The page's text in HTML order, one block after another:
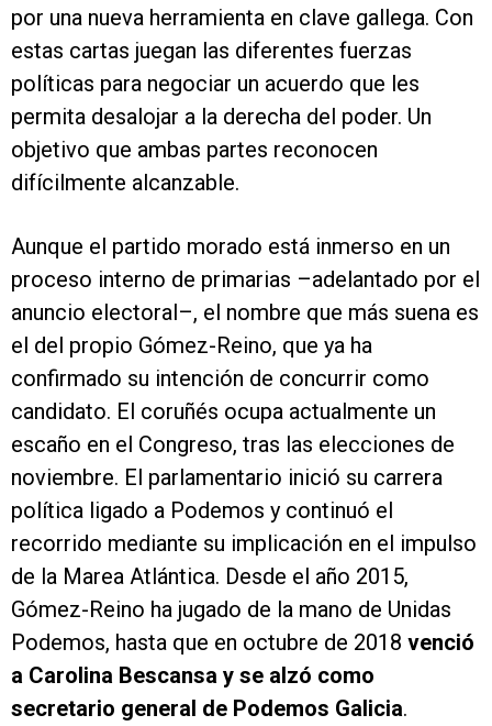
por una nueva herramienta en clave gallega. Con
estas cartas juegan las diferentes fuerzas
políticas para negociar un acuerdo que les
permita desalojar a la derecha del poder. Un
objetivo que ambas partes reconocen
difícilmente alcanzable.
Aunque el partido morado está inmerso en un
proceso interno de primarias –adelantado por el
anuncio electoral–, el nombre que más suena es
el del propio Gómez-Reino, que ya ha
confirmado su intención de concurrir como
candidato. El coruñés ocupa actualmente un
escaño en el Congreso, tras las elecciones de
noviembre. El parlamentario inició su carrera
política ligado a Podemos y continuó el
recorrido mediante su implicación en el impulso
de la Marea Atlántica. Desde el año 2015,
Gómez-Reino ha jugado de la mano de Unidas
Podemos, hasta que en octubre de 2018 venció
a Carolina Bescansa y se alzó como
secretario general de Podemos Galicia.